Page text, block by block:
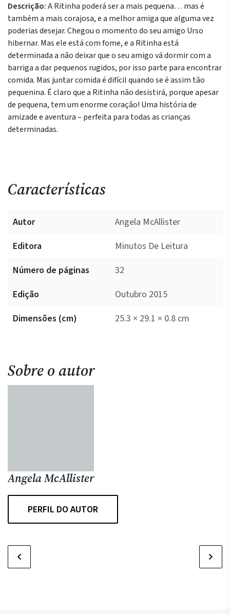
Descrição:A Ritinha poderá ser a mais pequena… mas é
também a mais corajosa, e a melhor amiga que alguma vez
poderias desejar. Chegou o momento do seu amigo Urso
hibernar. Mas ele está com fome, e a Ritinha está
determinada a não deixar que o seu amigo vá dormir com a
barriga a dar pequenos rugidos, por isso parte para encontrar
comida. Mas juntar comida é difícil quando se é assim tão
pequenina. É claro que a Ritinha não desistirá, porque apesar
de pequena, tem um enorme coração! Uma história de
amizade e aventura – perfeita para todas as crianças
determinadas.
Características
Autor
Angela McAllister
Editora
Minutos De Leitura
Número de páginas
32
Edição
Outubro 2015
Dimensões (cm)
25.3 × 29.1 × 0.8 cm
Sobre o autor
Angela McAllister
PERFIL DO AUTOR